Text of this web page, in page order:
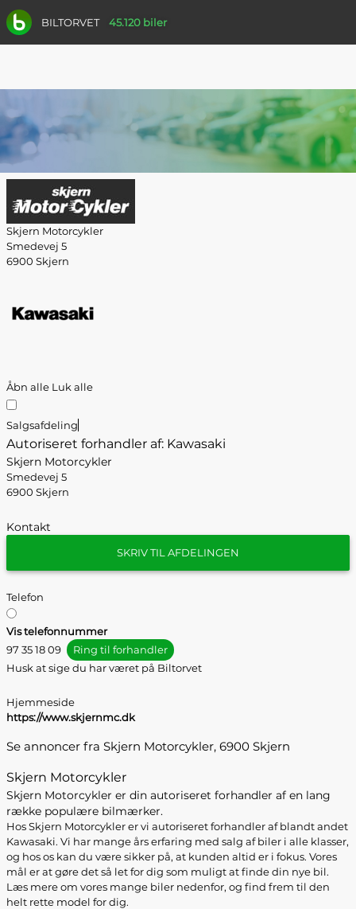
BILTORVET 45.120 biler
Skjern Motorcykler
Smedevej 5
6900 Skjern
Åbn alle Luk alle
Salgsafdeling
Autoriseret forhandler af: Kawasaki
Skjern Motorcykler
Smedevej 5
6900 Skjern
Kontakt
SKRIV TIL AFDELINGEN
Telefon
Vis telefonnummer
97 35 18 09
Ring til forhandler
Husk at sige du har været på Biltorvet
Hjemmeside
https://www.skjernmc.dk
Se annoncer fra Skjern Motorcykler, 6900 Skjern
Skjern Motorcykler
Skjern Motorcykler er din autoriseret forhandler af en lang
række populære bilmærker.
Hos Skjern Motorcykler er vi autoriseret forhandler af blandt andet
Kawasaki. Vi har mange års erfaring med salg af biler i alle klasser,
og hos os kan du være sikker på, at kunden altid er i fokus. Vores
mål er at gøre det så let for dig som muligt at finde din nye bil.
Læs mere om vores mange biler nedenfor, og find frem til den
helt rette model for dig.